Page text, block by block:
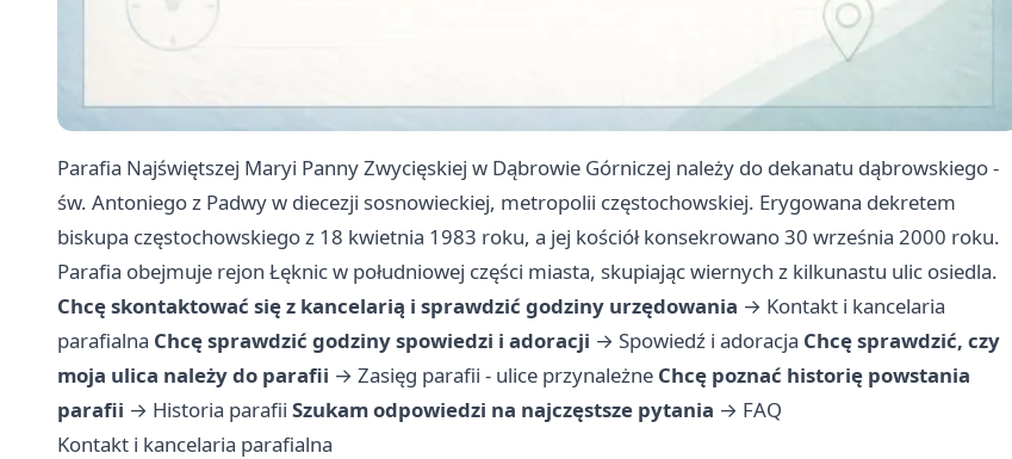
Parafia Najświętszej Maryi Panny Zwycięskiej w Dąbrowie Górniczej należy do dekanatu dąbrowskiego -
św. Antoniego z Padwy w diecezji sosnowieckiej, metropolii częstochowskiej. Erygowana dekretem
biskupa częstochowskiego z 18 kwietnia 1983 roku, a jej kościół konsekrowano 30 września 2000 roku.
Parafia obejmuje rejon Łęknic w południowej części miasta, skupiając wiernych z kilkunastu ulic osiedla.
Chcę skontaktować się z kancelarią i sprawdzić godziny urzędowania → Kontakt i kancelaria
parafialna Chcę sprawdzić godziny spowiedzi i adoracji → Spowiedź i adoracja Chcę sprawdzić, czy
moja ulica należy do parafii → Zasięg parafii - ulice przynależne Chcę poznać historię powstania
parafii → Historia parafii Szukam odpowiedzi na najczęstsze pytania → FAQ
Kontakt i kancelaria parafialna